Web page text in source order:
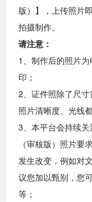
版）】，上传照片
拍摄制作。
请注意：
1、制作后的照片
印；
2、证件照除了尺寸
照片清晰度、光线
3、本平台会持续
（审核版）照片
发生改变，例如对
议您加以甄别，您
等；